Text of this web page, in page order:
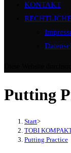
KONTAKT
Putting
Start>
TOBI
Putting Practice